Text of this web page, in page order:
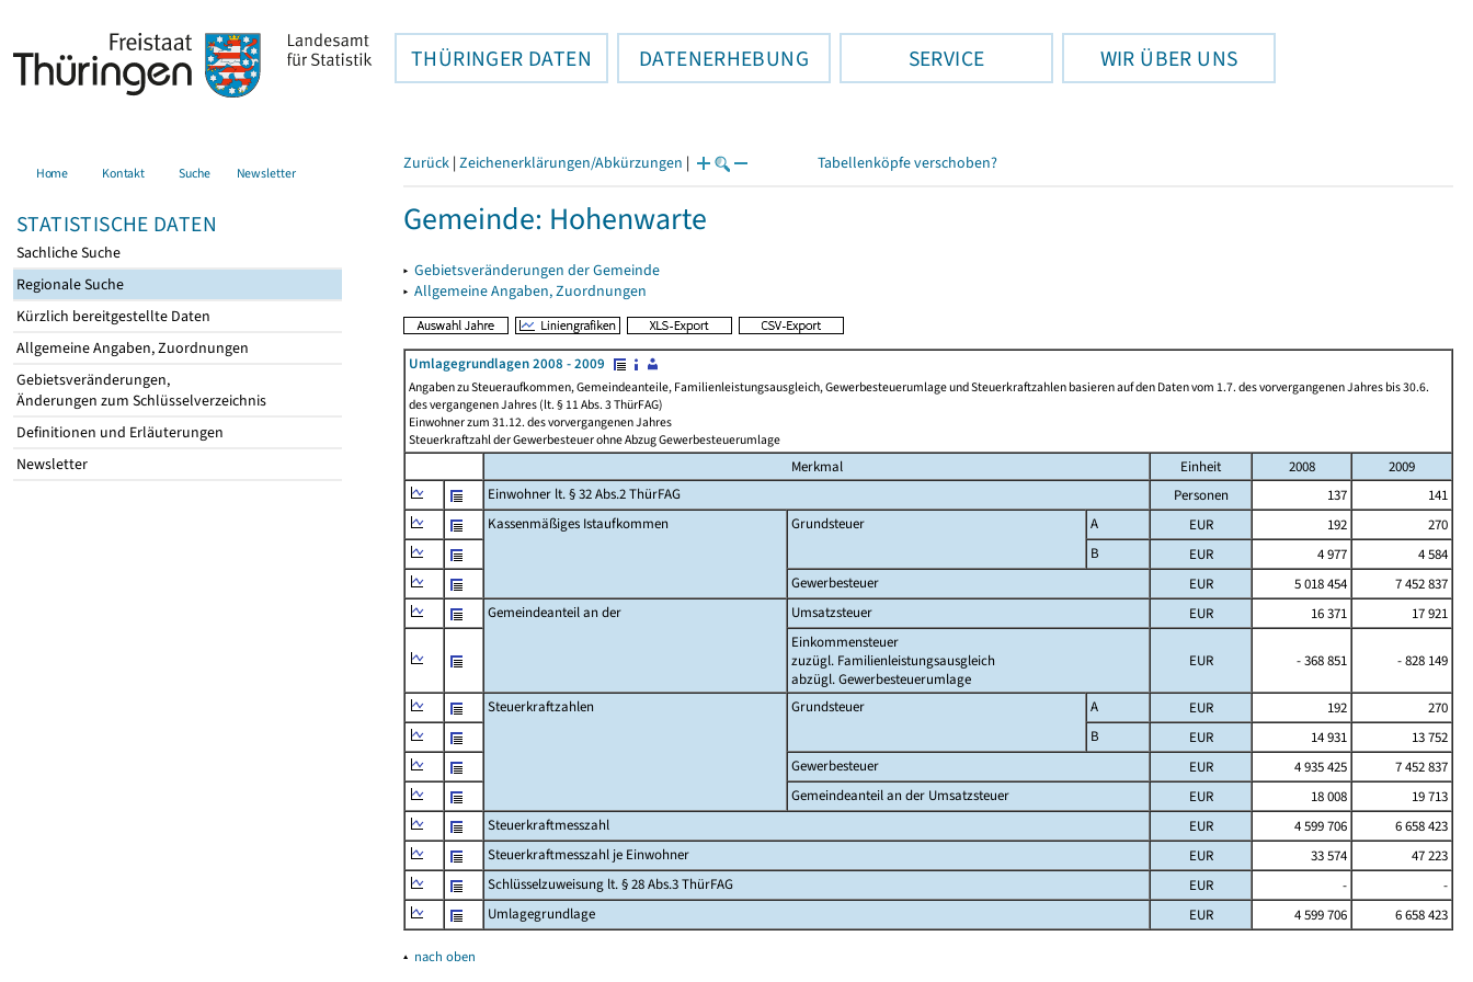
THÜRINGER DATEN DATENERHEBUNG SERVICE WIR ÜBER UNS
Home Kontakt Suche Newsletter
STATISTISCHE DATEN
Sachliche Suche
Regionale Suche
Kürzlich bereitgestellte Daten
Allgemeine Angaben, Zuordnungen
Gebietsveränderungen,
Änderungen zum Schlüsselverzeichnis
Definitionen und Erläuterungen
Newsletter
Zurück | Zeichenerklärungen/Abkürzungen | Tabellenköpfe verschoben?
Gemeinde: Hohenwarte
▸ Gebietsveränderungen der Gemeinde
▸ Allgemeine Angaben, Zuordnungen
Umlagegrundlagen 2008 - 2009
Angaben zu Steueraufkommen, Gemeindeanteile, Familienleistungsausgleich, Gewerbesteuerumlage und Steuerkraftzahlen basieren auf den Daten vom 1.7. des vorvergangenen Jahres bis 30.6.
des vergangenen Jahres (lt. § 11 Abs. 3 ThürFAG)
Einwohner zum 31.12. des vorvergangenen Jahres
Steuerkraftzahl der Gewerbesteuer ohne Abzug Gewerbesteuerumlage
Merkmal Einheit 2008
2009
Einwohner lt. § 32 Abs.2 ThürFAG
Personen 137
141
Kassenmäßiges Istaufkommen
Grundsteuer A EUR 192
270
B
EUR 4 977
4 584
Gewerbesteuer
EUR 5 018 454
7 452 837
Gemeindeanteil an der
Umsatzsteuer EUR 16 371
17 921
Einkommensteuer
zuzügl. Familienleistungsausgleich
abzügl. Gewerbesteuerumlage
EUR - 368 851 - 828 149
Steuerkraftzahlen Grundsteuer A EUR 192
270
B
EUR 14 931
13 752
Gewerbesteuer
EUR 4 935 425
7 452 837
Gemeindeanteil an der Umsatzsteuer
EUR 18 008
19 713
Steuerkraftmesszahl
EUR 4 599 706
6 658 423
Steuerkraftmesszahl je Einwohner
EUR 33 574
47 223
Schlüsselzuweisung lt. § 28 Abs.3 ThürFAG
EUR -
-
Umlagegrundlage
EUR 4 599 706 6 658 423
▴ nach oben